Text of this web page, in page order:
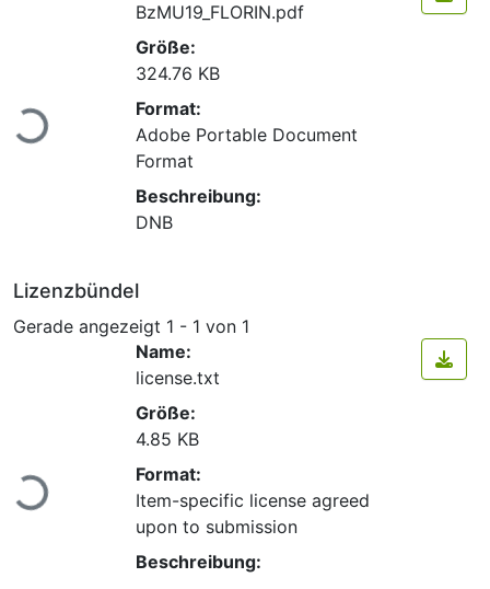
Lade...
BzMU19_FLORIN.pdf
Größe:
324.76 KB
Format:
Adobe Portable Document
Format
Beschreibung:
DNB
Lizenzbündel
Gerade angezeigt 1 - 1 von 1
Lade...
Name:
license.txt
Größe:
4.85 KB
Format:
Item-specific license agreed
upon to submission
Beschreibung: